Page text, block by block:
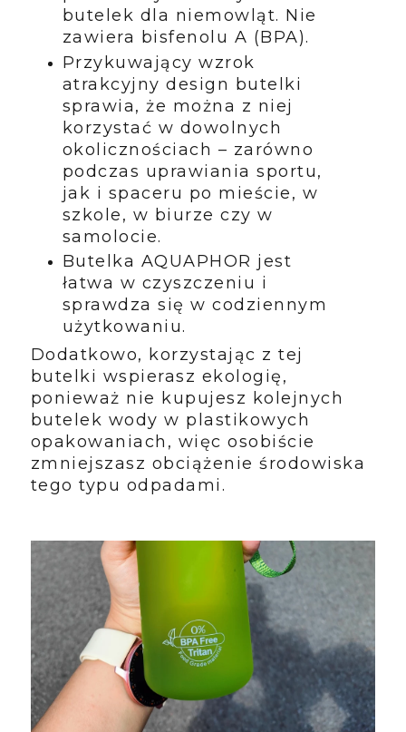
butelek dla niemowląt. Nie
zawiera bisfenolu A (BPA).
Przykuwający wzrok
atrakcyjny design butelki
sprawia, że można z niej
korzystać w dowolnych
okolicznościach – zarówno
podczas uprawiania sportu,
jak i spaceru po mieście, w
szkole, w biurze czy w
samolocie.
Butelka AQUAPHOR jest
łatwa w czyszczeniu i
sprawdza się w codziennym
użytkowaniu.
Dodatkowo, korzystając z tej
butelki wspierasz ekologię,
ponieważ nie kupujesz kolejnych
butelek wody w plastikowych
opakowaniach, więc osobiście
zmniejszasz obciążenie środowiska
tego typu odpadami.